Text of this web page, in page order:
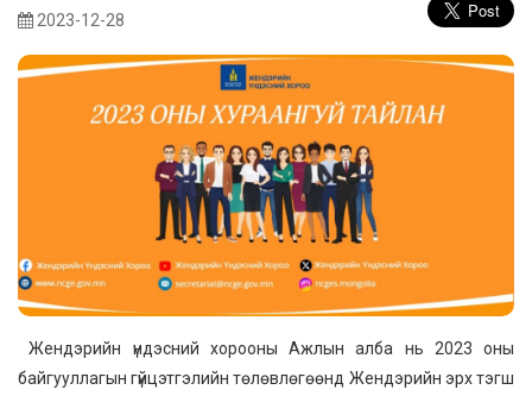
2023-12-28
Жендэрийн үндэсний хорооны Ажлын алба нь 2023 оны
байгууллагын гүйцэтгэлийн төлөвлөгөөнд Жендэрийн эрх тэгш